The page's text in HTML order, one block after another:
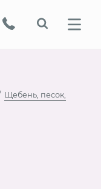
Щебень, песок,